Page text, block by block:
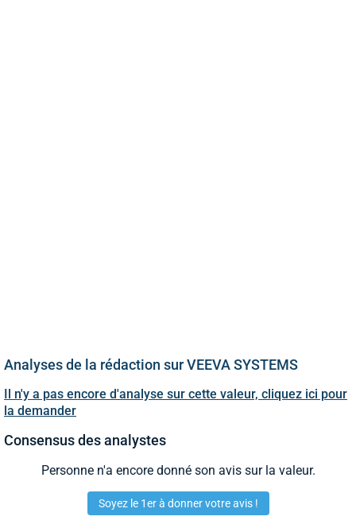
Analyses de la rédaction sur VEEVA SYSTEMS
Il n'y a pas encore d'analyse sur cette valeur, cliquez ici pour
la demander
Consensus des analystes
Personne n'a encore donné son avis sur la valeur.
Soyez le 1er à donner votre avis !